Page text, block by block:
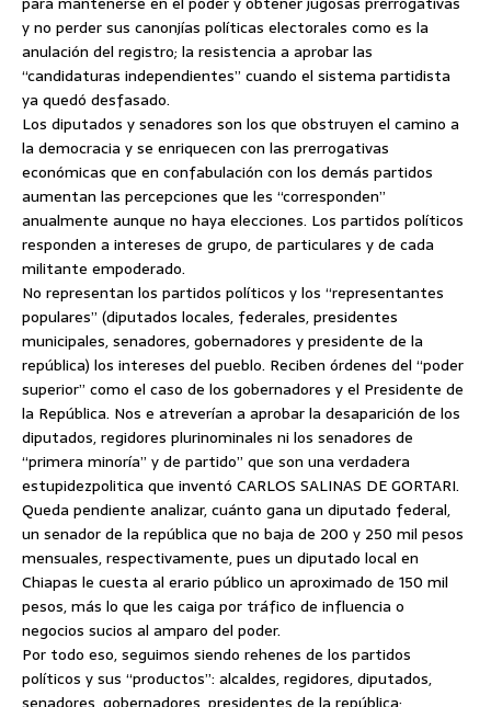
y no perder sus canonjías políticas electorales como es la
anulación del registro; la resistencia a aprobar las
“candidaturas independientes” cuando el sistema partidista
ya quedó desfasado.
Los diputados y senadores son los que obstruyen el camino a
la democracia y se enriquecen con las prerrogativas
económicas que en confabulación con los demás partidos
aumentan las percepciones que les “corresponden”
anualmente aunque no haya elecciones. Los partidos políticos
responden a intereses de grupo, de particulares y de cada
militante empoderado.
No representan los partidos políticos y los “representantes
populares” (diputados locales, federales, presidentes
municipales, senadores, gobernadores y presidente de la
república) los intereses del pueblo. Reciben órdenes del “poder
superior” como el caso de los gobernadores y el Presidente de
la República. Nos e atreverían a aprobar la desaparición de los
diputados, regidores plurinominales ni los senadores de
“primera minoría” y de partido” que son una verdadera
estupidezpolitica que inventó CARLOS SALINAS DE GORTARI.
Queda pendiente analizar, cuánto gana un diputado federal,
un senador de la república que no baja de 200 y 250 mil pesos
mensuales, respectivamente, pues un diputado local en
Chiapas le cuesta al erario público un aproximado de 150 mil
pesos, más lo que les caiga por tráfico de influencia o
negocios sucios al amparo del poder.
Por todo eso, seguimos siendo rehenes de los partidos
políticos y sus “productos”: alcaldes, regidores, diputados,